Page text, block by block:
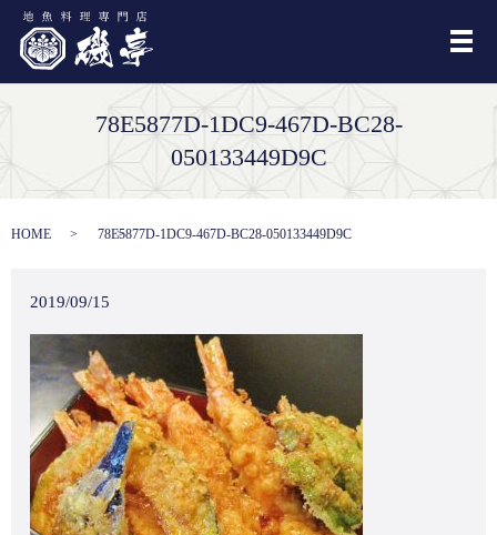
メ
78E5877D-1DC9-467D-BC28-
050133449D9C
HOME 78E5877D-1DC9-467D-BC28-050133449D9C
2019/09/15